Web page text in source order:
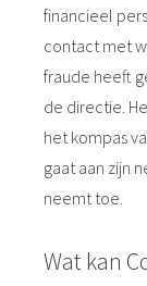
financieel
contact met
fraude heeft
de directie.
het kompas
gaat aan zijn
neemt toe.
Wat kan